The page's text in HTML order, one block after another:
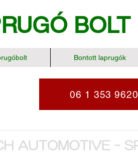
BOLT
Bontott laprugók
06 1 353 9620